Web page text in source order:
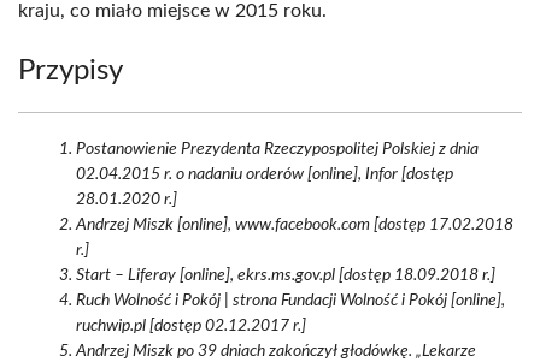
kraju, co miało miejsce w 2015 roku.
Przypisy
Postanowienie Prezydenta Rzeczypospolitej Polskiej z dnia
02.04.2015 r. o nadaniu orderów [online], Infor [dostęp
28.01.2020 r.]
Andrzej Miszk [online], www.facebook.com [dostęp 17.02.2018
r.]
Start – Liferay [online], ekrs.ms.gov.pl [dostęp 18.09.2018 r.]
Ruch Wolność i Pokój | strona Fundacji Wolność i Pokój [online],
ruchwip.pl [dostęp 02.12.2017 r.]
Andrzej Miszk po 39 dniach zakończył głodówkę. „Lekarze